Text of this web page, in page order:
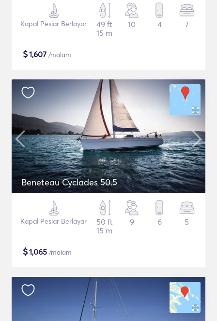
Kapal Pesiar Berlayar
49 ft
15 m
10 4 7
$1,607 /malam
Beneteau Cyclades 50.5
Kapal Pesiar Berlayar
50 ft
15 m
9 6 5
$1,065 /malam